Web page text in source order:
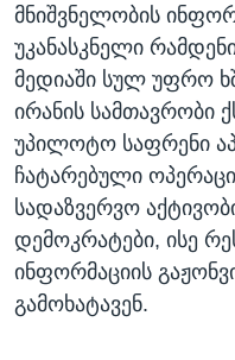
მნიშვნელობის
უკანასკნელი
მედიაში სულ უფრო
ირანის სამთავრობი
უპილოტო საფრენი
ჩატარებული
სადაზვერვო
დემოკრატები, ისე
ინფორმაციის
გამოხატავენ.